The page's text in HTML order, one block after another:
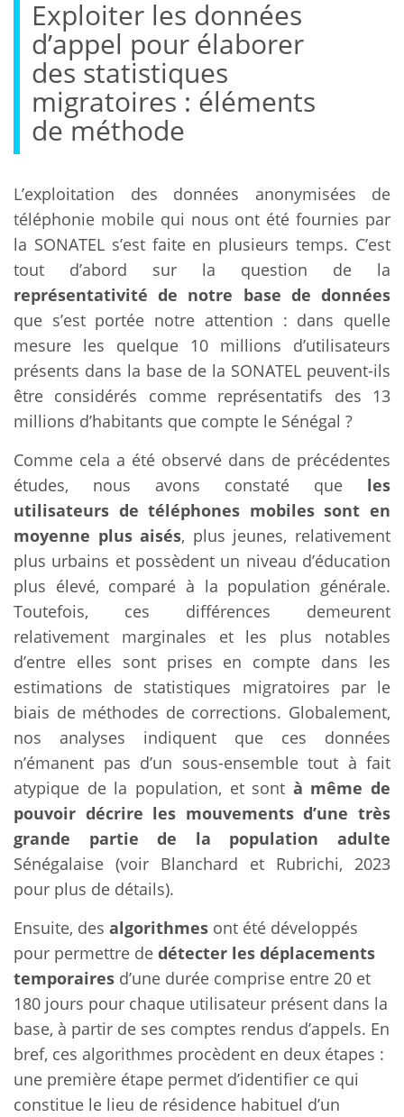
Exploiter les données
d’appel pour élaborer
des statistiques
migratoires : éléments
de méthode
L’exploitation des données anonymisées de
téléphonie mobile qui nous ont été fournies par
la SONATEL s’est faite en plusieurs temps. C’est
tout d’abord sur la question de la
représentativité de notre base de données
que s’est portée notre attention : dans quelle
mesure les quelque 10 millions d’utilisateurs
présents dans la base de la SONATEL peuvent-ils
être considérés comme représentatifs des 13
millions d’habitants que compte le Sénégal ?
Comme cela a été observé dans de précédentes
études, nous avons constaté que les
utilisateurs de téléphones mobiles sont en
moyenne plus aisés, plus jeunes, relativement
plus urbains et possèdent un niveau d’éducation
plus élevé, comparé à la population générale.
Toutefois, ces différences demeurent
relativement marginales et les plus notables
d’entre elles sont prises en compte dans les
estimations de statistiques migratoires par le
biais de méthodes de corrections. Globalement,
nos analyses indiquent que ces données
n’émanent pas d’un sous-ensemble tout à fait
atypique de la population, et sont à même de
pouvoir décrire les mouvements d’une très
grande partie de la population adulte
Sénégalaise (voir Blanchard et Rubrichi, 2023
pour plus de détails).
Ensuite, des algorithmes ont été développés
pour permettre de détecter les déplacements
temporaires d’une durée comprise entre 20 et
180 jours pour chaque utilisateur présent dans la
base, à partir de ses comptes rendus d’appels. En
bref, ces algorithmes procèdent en deux étapes :
une première étape permet d’identifier ce qui
constitue le lieu de résidence habituel d’un